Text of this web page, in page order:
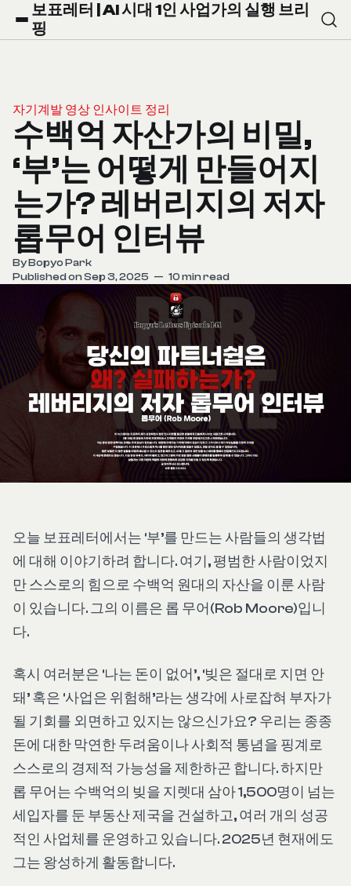
보표레터 | AI 시대 1인 사업가의 실행 브리
핑
자기계발 영상 인사이트 정리
수백억 자산가의 비밀,
‘부’는 어떻게 만들어지
는가? 레버리지의 저자
롭무어 인터뷰
ByBopyo Park
Published on Sep 3, 2025 — 10 min read
오늘 보표레터에서는 ‘부’를 만드는 사람들의 생각법
에 대해 이야기하려 합니다. 여기, 평범한 사람이었지
만 스스로의 힘으로 수백억 원대의 자산을 이룬 사람
이 있습니다. 그의 이름은 롭 무어(Rob Moore)입니
다.
혹시 여러분은 ‘나는 돈이 없어’, ‘빚은 절대로 지면 안
돼’ 혹은 ‘사업은 위험해’라는 생각에 사로잡혀 부자가
될 기회를 외면하고 있지는 않으신가요? 우리는 종종
돈에 대한 막연한 두려움이나 사회적 통념을 핑계로
스스로의 경제적 가능성을 제한하곤 합니다. 하지만
롭 무어는 수백억의 빚을 지렛대 삼아 1,500명이 넘는
세입자를 둔 부동산 제국을 건설하고, 여러 개의 성공
적인 사업체를 운영하고 있습니다. 2025년 현재에도
그는 왕성하게 활동합니다.